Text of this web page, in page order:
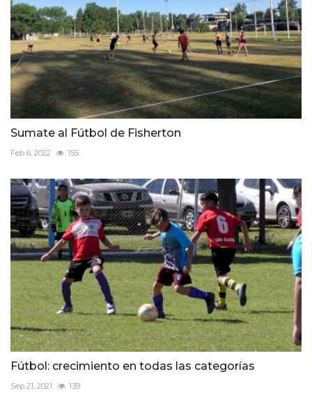
Sumate al Fútbol de Fisherton
Feb 6, 2022 155
Fútbol: crecimiento en todas las categorías
Sep 21, 2021 139